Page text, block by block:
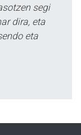
segi
dira, eta
eta